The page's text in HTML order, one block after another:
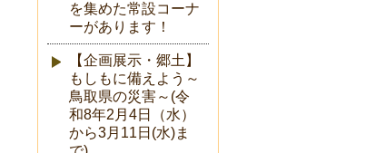
を集めた常設コーナ
ーがあります！
【企画展示・郷土】
もしもに備えよう～
鳥取県の災害～(令
和8年2月4日（水）
から3月11日(水)ま